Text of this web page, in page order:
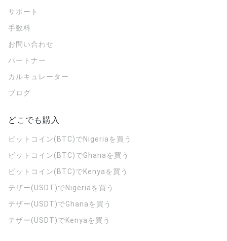
サポート
手数料
お問い合わせ
パートナー
カルキュレーター
ブログ
どこでも購入
ビットコイン(BTC)でNigeriaを買う
ビットコイン(BTC)でGhanaを買う
ビットコイン(BTC)でKenyaを買う
テザー(USDT)でNigeriaを買う
テザー(USDT)でGhanaを買う
テザー(USDT)でKenyaを買う